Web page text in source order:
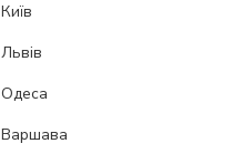
Київ
Львів
Одеса
Варшава